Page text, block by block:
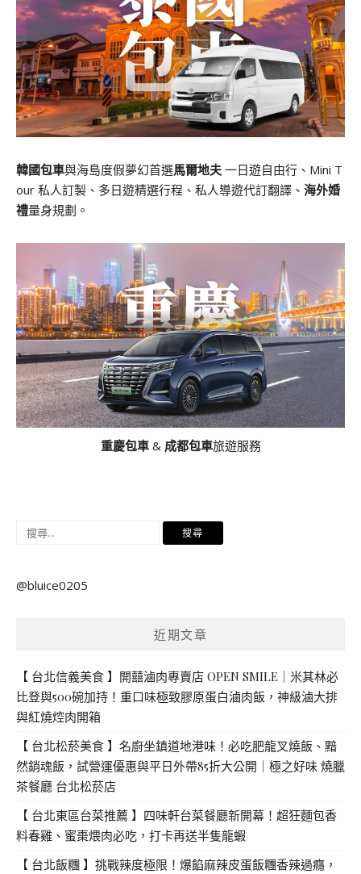
韓國包車與海島度假夢幻首選馬爾地夫 一日遊自由行、Mini T
our 私人訂製、多日遊精選行程、私人導遊代訂翻譯、 海外婚
禮量身規劃。
重慶包車& 成都包車旅遊服務
搜
鍵
@bluice0205
近期文章
【 台北信義美食 】開囍滷肉專賣店 OPEN SMILE｜米其林必
比登與500碗加持！重口味極致膠原蛋白滷肉飯，神級滷大排
與紅燒焢肉開箱
【 台北松菸美食 】名廚坐鎮道地港味！必吃肥龍叉燒飯、黯
然銷魂飯，試營運優惠與平日外帶85折大公開｜極之好味 燒臘
茶餐廳 台北松菸店
【 台北東區台菜推薦 】四味軒台菜餐廳新開幕！超狂麵包香
料春雞、蜜棗煨肉必吃，打卡再送半隻龍蝦
【 台北飯糰 】挑戰辣度極限！爆餡麻辣皮蛋飯糰香辣過癮，